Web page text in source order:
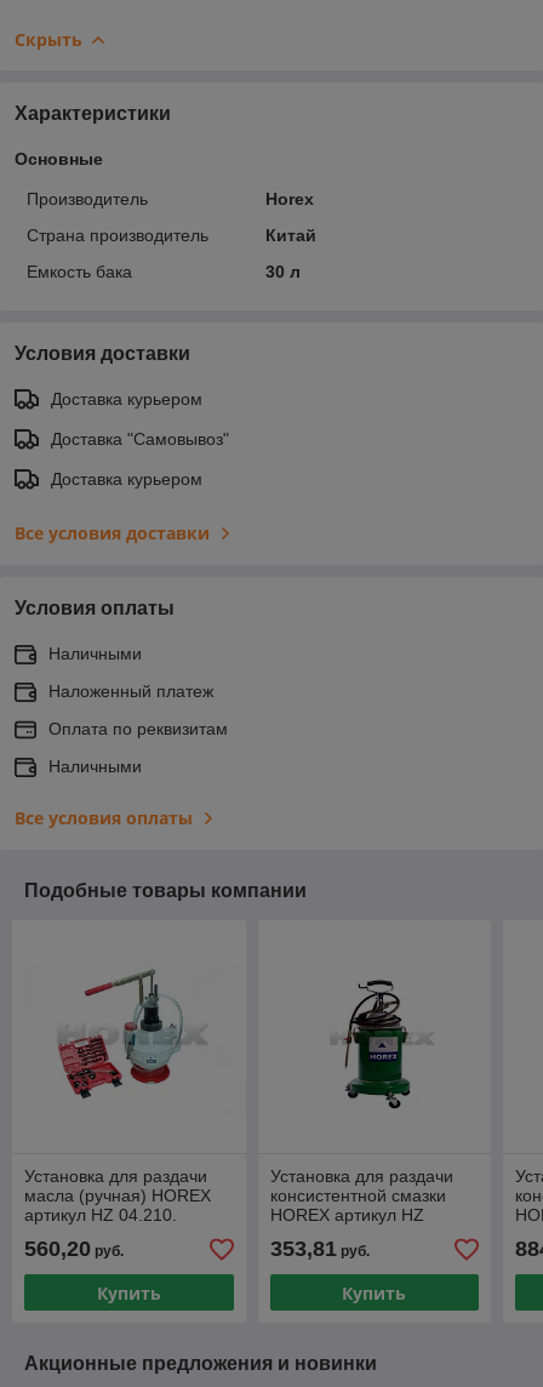
Скрыть
Характеристики
Основные
Производитель
Horex
Страна производитель
Китай
Емкость бака
30 л
Условия доставки
Доставка курьером
Доставка "Самовывоз"
Доставка курьером
Все условия доставки
Условия оплаты
Наличными
Наложенный платеж
Оплата по реквизитам
Наличными
Все условия оплаты
Подобные товары компании
Установка для раздачи
масла (ручная) HOREX
артикул HZ 04.210.
560,20 руб.
Купить
Установка для раздачи
консистентной смазки
HOREX артикул HZ
353,81руб.
Купить
Акционные предложения и новинки